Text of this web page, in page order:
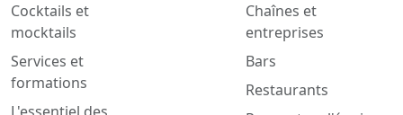
Cocktails et
mocktails
Services et
formations
Chaînes et
entreprises
Bars
Restaurants